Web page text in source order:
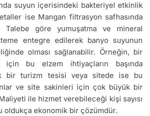
suyun içerisindeki bakteriyel etkinlik
ise Mangan filtrasyon safhasında
Talebe göre yumuşatma ve mineral
entegre edilerek banyo suyunun
olması sağlanabilir. Örneğin, bir
için bu elzem ihtiyaçların başında
bir turizm tesisi veya sitede ise bu
ve site sakinleri için çok büyük bir
ile hizmet verebileceği kişi sayısı
oldukça ekonomik bir çözümdür.